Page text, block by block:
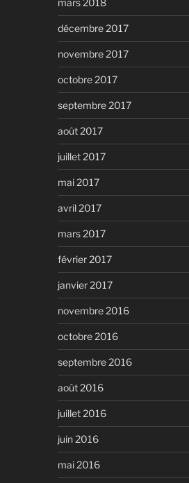
décembre 2017
novembre 2017
octobre 2017
septembre 2017
août 2017
juillet 2017
mai 2017
avril 2017
mars 2017
février 2017
janvier 2017
novembre 2016
octobre 2016
septembre 2016
août 2016
juillet 2016
juin 2016
mai 2016